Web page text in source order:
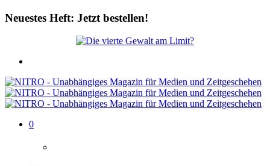
Neuestes Heft: Jetzt bestellen!
0